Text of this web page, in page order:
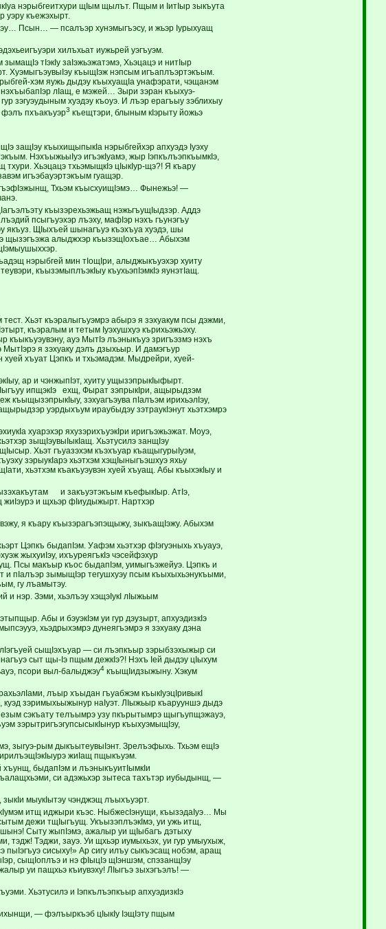
нэрыбгеитхури щIым щылът. Пщым и IитIыр зыкъута
уэру къежэхырт.
Псын… — псалъэр хунэмыгъэсу, и жьэр Iурыхуащ
хилъхьат иужьрей уэгъуэм.
тIэкIу заIэжьэжатэмэ, Хьэцацэ и нитIыр
къыщIэж нэпсым игъаплъэртэкъым.
хэм яужь дыдэу къыхуащIа унафэрати, чэщанэм
я нэхъыбапIэр лIащ, е мэжей… Зыри зэран къыхуэ-
зэгуэудыным хуэдэу къоуэ. И лъэр ерагъыу зэблихыу
пхъакъуэр3 къещтэри, блыным кIэрыту йожьэ
защIэу къыхищыпыкIа нэрыбгейхэр апхуэдэ Iуэху
НэхъыжьыIуэ игъэкIуамэ, жыр IэпкълъэпкъымкIэ,
тхури. Хьэцацэ тхьэмыщкIэ цIыкIур-щэ?! Я къару
игъэбауэртэкъым гуащэр.
Тхьэм къысхуищIэмэ… Фынежьэ! —
къызэрехьэжьащ нэжьгъущIыдзэр. Аддэ
псыгъуэхэр лъэху, мафIэр нэхъ гъунэгъу
якъуз. ЩIыхъей шынагъуэ къэхъуа хуэдэ, шы
щызэгъэжа алыджхэр къызэщIохъае… Абыхэм
нэрыбгей мин тIощIри, алыджыкъуэхэр хуиту
къызэмыплъэкIыу къухьэпIэмкIэ яунэтIащ.
Хьэт къэралыгъуэмрэ абырэ я зэхуакум псы дэжми,
къэралым и тетым Iуэхушхуэ кърихьэжьэху.
ауэ МытIэ лъэныкъуэ зригъэзмэ нэхъ
я зэхуаку дэлъ дзыхьыр. И дамэгъур
хуей хъуат Цэпкъ и тхьэмадэм. Мыдрейри, хуей-
ар и чэнжыпIэт, хуиту ущызэпрыкIыфырт.
ипщэкIэ ехщ, Фырат зэпрыкIри, ащырыдзэм
къыщызэпрыкIыу, зэхуагъэува пIалъэм ирихьэлIэу,
уэрдыхъум ираубыдэу зэтраукIэнут хьэтхэмрэ
хуарэхэр яхузэрихъуэкIри иригъэжьэжат. Моуэ,
зыщIэувыIыкIащ. Хьэтусилэ занщIэу
Хьэт гъуазэхэм къэхъуар къащыгурыIуэм,
зэрыукIарэ хьэтхэм хэщIыныгъэшхуэ яхьу
хьэтхэм къакъуэувэн хуей хъуащ. Абы къыхэкIыу и
и закъуэтэкъым къефыкIыр. АтIэ,
и щхьэр фIиудыжырт. Нартхэр
я къару къызэрагъэпэщыжу, зыкъащIэжу. Абыхэм
Цэпкъ быдапIэм. Уафэм хьэтхэр фIэгуэныхь хъуауэ,
жыхуиIэу, ихъуреягъкIэ чэсейфэхур
Псы макъыр къос быдапIэм, уимыгъэжейуэ. Цэпкъ и
и пIалъэр зымыщIэр тегушхуэу псым къыхыхьэнукъыми,
гу лъамытэу.
и нэр. Зэми, хьэлъэу хэщэIукI лIыжьым
Абы и бэуэкIэм уи гур дэузырт, апхуэдизкIэ
хьэдрыхэмрэ дунеягъэмрэ я зэхуаку дэна
сыщIэхъуар — си лъэпкъыр зэрыбзэхыжыр си
сыт щы-Iэ пщым дежкIэ?! Нэхъ Iей дыдэу цIыхум
псори выл-балыджэу4къыщIидзыжыну. Хэкум
лъыр хъыдан гъуабжэм къыкIуэцIривыкI
куэд зэримыхьыжынур наIуэт. ЛIыжьыр къарууншэ дыдэ
сэкъату телъымрэ узу пкърытымрэ щыгъупщэжауэ,
зэрытригъэгупсысыкIынур къыхуэмыщIэу,
зыгуэ-рым дыкъытеувыIэнт. Зрелъэфыхь. Тхьэм ещIэ
жиIащ пщыкъуэм.
хъунщ, быдапIэм и лъэныкъуитIымкIи
си адэжьхэр зытеса тахътэр иубыдынщ, —
мыукIытэу чэнджэщ лъыхъуэрт.
итщ иджыри къэс. НыбжесIэнущи, къызэдаIуэ… Мы
дежи тщIыгъущ. УкъызэплъэкIмэ, уи ужь итщ,
Сыту жыпIэмэ, ажалыр уи щIыбагъ дэтыху
Тэджи, зауэ. Уи щхьэр иумыхьэх, уи гур умыухыж,
пыIэгъуэ сисыху!» Ар сигу илъу сыкъэсащ нобэм, аращ
сыщIоплъэ и нэ фIыцIэ щIэншэм, спэзанщIэу
уи пащхьэ къиувэху! ЛIыгъэ зыхэгъэлъ! —
Хьэтусилэ и Iэпкълъэпкъыр апхуэдизкIэ
— фэлъыркъэб цIыкIу IэщIэту пщым